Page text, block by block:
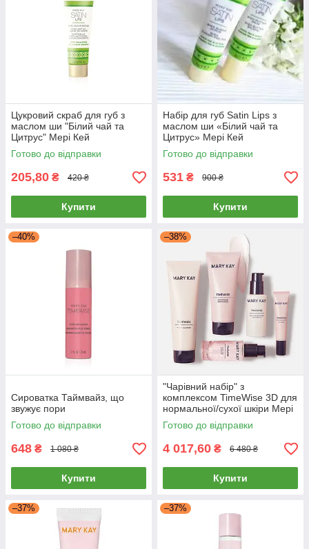
Цукровий скраб для губ з
маслом ши "Білий чай та
Цитрус" Мері Кей
Готово до відправки
205,80 ₴ 420 ₴
Купити
Набір для губ Satin Lips з
маслом ши «Білий чай та
Цитрус» Мері Кей
Готово до відправки
531 ₴ 900 ₴
Купити
–40%
Сироватка Таймвайз, що
звужує пори
Готово до відправки
648 ₴ 1 080 ₴
Купити
–38%
"Чарівний набір" з
комплексом TimeWise 3D для
нормальної/сухої шкіри Мері
Кей
Готово до відправки
4 017,60 ₴ 6 480 ₴
Купити
–37% –37%